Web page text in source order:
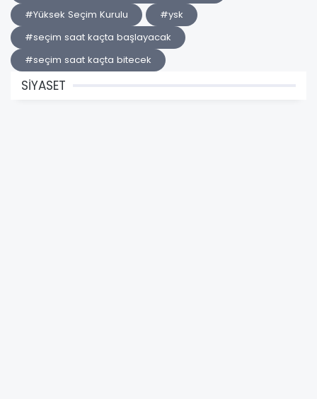
#Yüksek Seçim Kurulu
#ysk
#seçim saat kaçta başlayacak
#seçim saat kaçta bitecek
SİYASET